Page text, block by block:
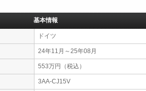
基本情報
ドイツ
24年11月～25年08月
553万円（税込）
3AA-CJ15V